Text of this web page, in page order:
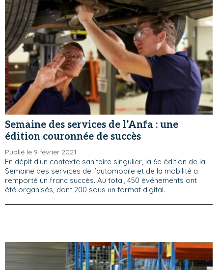
Semaine des services de l’Anfa : une
édition couronnée de succès
Publié le 9 février 2021
En dépit d’un contexte sanitaire singulier, la 6e édition de la
Semaine des services de l’automobile et de la mobilité a
remporté un franc succès. Au total, 450 événements ont
été organisés, dont 200 sous un format digital.